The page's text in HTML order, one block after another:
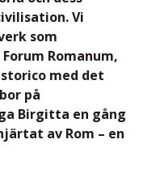
Vi
som
Romanum,
med det
på
Birgitta en gång
av Rom – en